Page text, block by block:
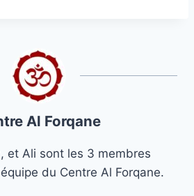
Al Forqane
et Ali sont les 3 membres
du Centre Al Forqane.